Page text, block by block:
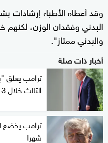
وقد أعطاه الأطباء إرشادات
البدني وفقدان الوزن، لكنهم
والبدني ممتاز".
أخبار ذات صلة
ترامب يعلق
الثالث خلال 13 شهرا
شهرا